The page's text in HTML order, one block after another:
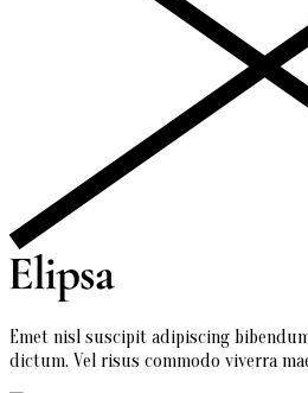
Emet nisl suscipit adipiscing
dictum. Vel risus commodo viverra